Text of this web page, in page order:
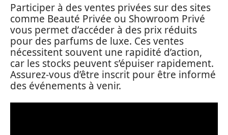
Participer à des ventes privées sur des sites
comme Beauté Privée ou Showroom Privé
vous permet d’accéder à des prix réduits
pour des parfums de luxe. Ces ventes
nécessitent souvent une rapidité d’action,
car les stocks peuvent s’épuiser rapidement.
Assurez-vous d’être inscrit pour être informé
des événements à venir.